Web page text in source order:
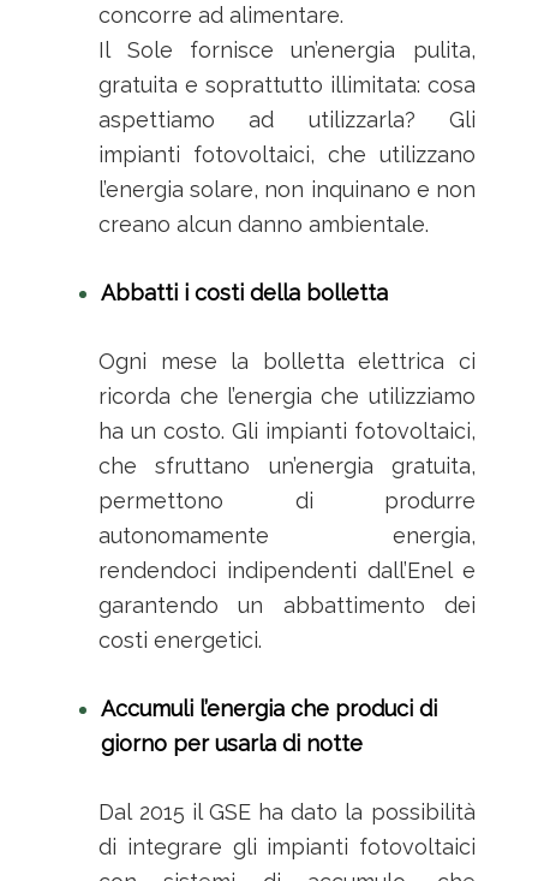
concorre ad alimentare.
Il Sole fornisce un’energia pulita,
gratuita e soprattutto illimitata: cosa
aspettiamo ad utilizzarla? Gli
impianti fotovoltaici, che utilizzano
l’energia solare, non inquinano e non
creano alcun danno ambientale.
Abbatti i costi della bolletta
Ogni mese la bolletta elettrica ci
ricorda che l’energia che utilizziamo
ha un costo. Gli impianti fotovoltaici,
che sfruttano un’energia gratuita,
permettono di produrre
autonomamente energia,
rendendoci indipendenti dall’Enel e
garantendo un abbattimento dei
costi energetici.
Accumuli l’energia che produci di
giorno per usarla di notte
Dal 2015 il GSE ha dato la possibilità
di integrare gli impianti fotovoltaici